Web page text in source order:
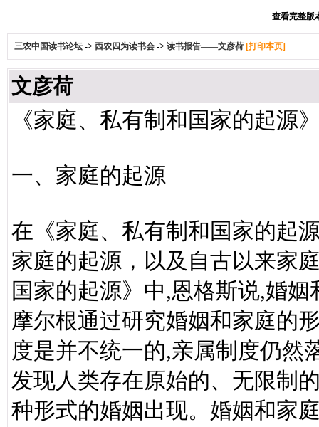
查看完整版
三农中国读书论坛 -> 西农四为读书会 -> 读书报告——文彦荷 [打印本页]
文彦荷
《家庭、私有制和国家的起源
一、家庭的起源
在《家庭、私有制和国家的起
家庭的起源，以及自古以来家
国家的起源》中,恩格斯说,婚
摩尔根通过研究婚姻和家庭的
度是并不统一的,亲属制度仍然
发现人类存在原始的、无限制
种形式的婚姻出现。婚姻和家